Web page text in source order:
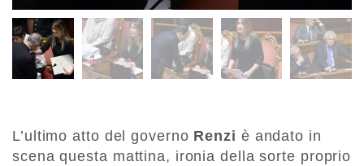
L’ultimo atto del governo Renzi è andato in
scena questa mattina, ironia della sorte proprio